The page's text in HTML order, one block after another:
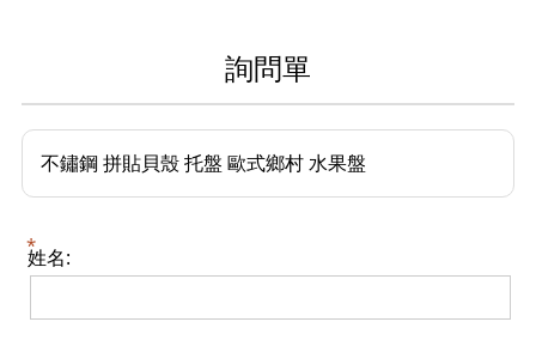
詢問單
不鏽鋼 拼貼貝殼 托盤 歐式鄉村 水果盤
姓名: